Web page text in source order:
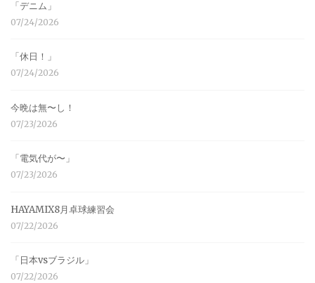
「デニム」
07/24/2026
「休日！」
07/24/2026
今晩は無〜し！
07/23/2026
「電気代が〜」
07/23/2026
HAYAMIX8月卓球練習会
07/22/2026
「日本vsブラジル」
07/22/2026